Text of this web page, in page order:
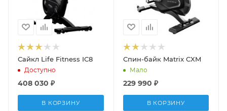
Сайкл Life Fitness IC8
Доступно
408 030 ₽
В КОРЗИНУ
Спин-байк Matrix CXM
Мало
229 990 ₽
В КОРЗИНУ